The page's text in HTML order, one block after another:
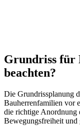
Grundriss für
beachten?
Die Grundrissplanung
Bauherrenfamilien vor
die richtige Anordnung
Bewegungsfreiheit und